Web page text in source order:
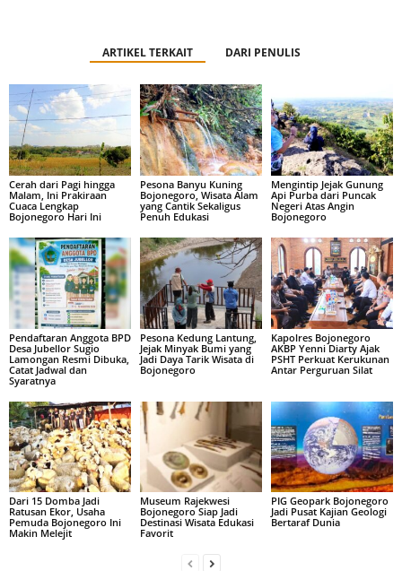
ARTIKEL TERKAIT DARI PENULIS
Cerah dari Pagi hingga
Malam, Ini Prakiraan
Cuaca Lengkap
Bojonegoro Hari Ini
Pesona Banyu Kuning
Bojonegoro, Wisata Alam
yang Cantik Sekaligus
Penuh Edukasi
Mengintip Jejak Gunung
Api Purba dari Puncak
Negeri Atas Angin
Bojonegoro
Pendaftaran Anggota BPD
Desa Jubellor Sugio
Lamongan Resmi Dibuka,
Catat Jadwal dan
Syaratnya
Pesona Kedung Lantung,
Jejak Minyak Bumi yang
Jadi Daya Tarik Wisata di
Bojonegoro
Kapolres Bojonegoro
AKBP Yenni Diarty Ajak
PSHT Perkuat Kerukunan
Antar Perguruan Silat
Dari 15 Domba Jadi
Ratusan Ekor, Usaha
Pemuda Bojonegoro Ini
Makin Melejit
Museum Rajekwesi
Bojonegoro Siap Jadi
Destinasi Wisata Edukasi
Favorit
PIG Geopark Bojonegoro
Jadi Pusat Kajian Geologi
Bertaraf Dunia